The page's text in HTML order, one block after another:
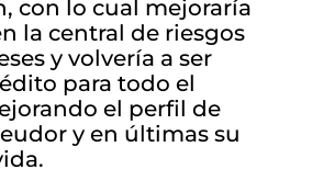
con lo cual mejoraría
la central de riesgos
y volvería a ser
para todo el
el perfil de
y en últimas su